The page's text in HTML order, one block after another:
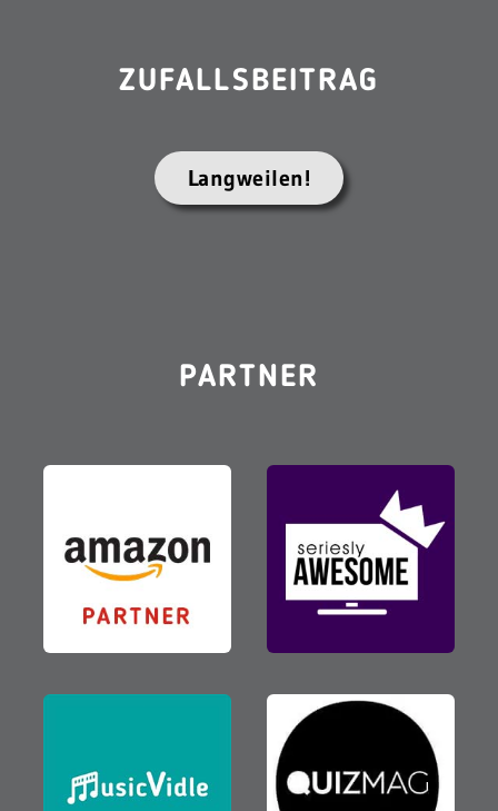
ZUFALLSBEITRAG
Langweilen!
PARTNER